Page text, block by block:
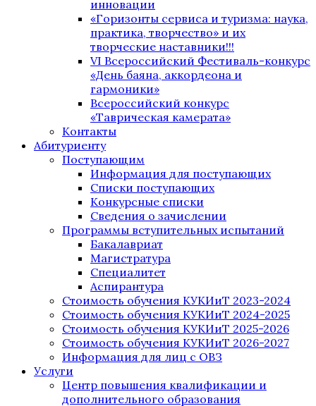
инновации
«Горизонты сервиса и туризма: наука,
практика, творчество» и их
творческие наставники!!!
VI Всероссийский Фестиваль-конкурс
«День баяна, аккордеона и
гармоники»
Всероссийский конкурс
«Таврическая камерата»
Контакты
Абитуриенту
Поступающим
Информация для поступающих
Списки поступающих
Конкурсные списки
Сведения о зачислении
Программы вступительных испытаний
Бакалавриат
Магистратура
Специалитет
Аспирантура
Стоимость обучения КУКИиТ 2023-2024
Стоимость обучения КУКИиТ 2024-2025
Стоимость обучения КУКИиТ 2025-2026
Стоимость обучения КУКИиТ 2026-2027
Информация для лиц с ОВЗ
Услуги
Центр повышения квалификации и
дополнительного образования